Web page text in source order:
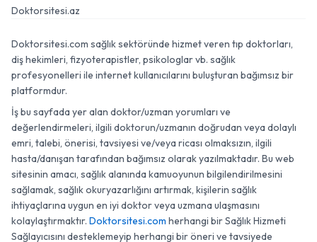
Doktorsitesi.az
Doktorsitesi.com sağlık sektöründe hizmet veren tıp doktorları,
diş hekimleri, fizyoterapistler, psikologlar vb. sağlık
profesyonelleri ile internet kullanıcılarını buluşturan bağımsız bir
platformdur.
İş bu sayfada yer alan doktor/uzman yorumları ve
değerlendirmeleri, ilgili doktorun/uzmanın doğrudan veya dolaylı
emri, talebi, önerisi, tavsiyesi ve/veya ricası olmaksızın, ilgili
hasta/danışan tarafından bağımsız olarak yazılmaktadır. Bu web
sitesinin amacı, sağlık alanında kamuoyunun bilgilendirilmesini
sağlamak, sağlık okuryazarlığını artırmak, kişilerin sağlık
ihtiyaçlarına uygun en iyi doktor veya uzmana ulaşmasını
kolaylaştırmaktır. Doktorsitesi.com herhangi bir Sağlık Hizmeti
Sağlayıcısını desteklemeyip herhangi bir öneri ve tavsiyede